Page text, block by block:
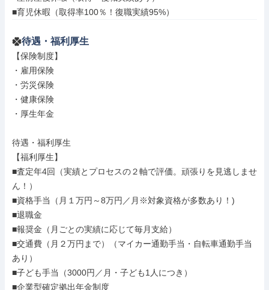
■育児休暇（取得率100％！復職実績95%）
待遇・福利厚生
【保険制度】
・雇用保険
・労災保険
・健康保険
・厚生年金
待遇・福利厚生
【福利厚生】
■査定年4回（実績とプロセスの２軸で評価。頑張りを見逃しませ
ん！）
■資格手当（月１万円～8万円／月※対象資格が多数あり！)
■退職金
■報奨金（月ごとの実績に応じて毎月支給）
■交通費（月２万円まで）（マイカー通勤手当・自転車通勤手当
あり）
■子ども手当（3000円／月・子ども1人につき）
■企業型確定拠出年金制度